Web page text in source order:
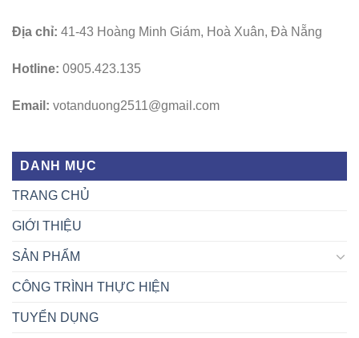
Địa chỉ: 41-43 Hoàng Minh Giám, Hoà Xuân, Đà Nẵng
Hotline: 0905.423.135
Email: votanduong2511@gmail.com
DANH MỤC
TRANG CHỦ
GIỚI THIỆU
SẢN PHẨM
CÔNG TRÌNH THỰC HIỆN
TUYỂN DỤNG